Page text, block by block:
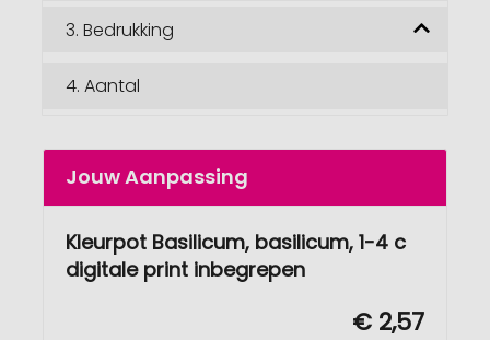
3. Bedrukking
4. Aantal
Jouw Aanpassing
Kleurpot Basilicum, basilicum, 1-4 c
digitale print inbegrepen
€ 2,57